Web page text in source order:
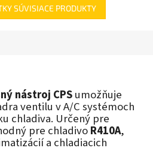
SÚVISIACE PRODUKTY
nástroj CPSumožňuje
ventilu v A/C systémoch
chladiva. Určený pre
pre chladivoR410A,
a chladiacich